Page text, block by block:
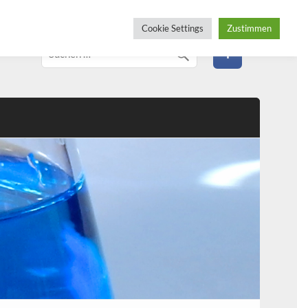
Cookie Settings Zustimmen